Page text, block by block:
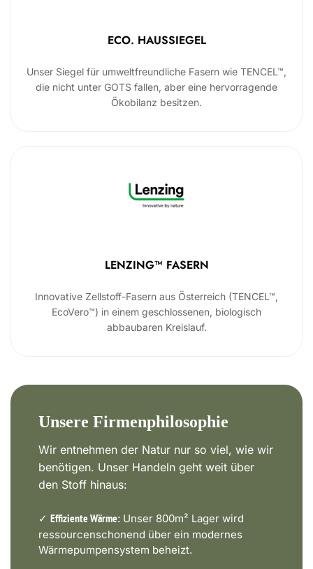
ECO. HAUSSIEGEL
Unser Siegel für umweltfreundliche Fasern wie TENCEL™,
die nicht unter GOTS fallen, aber eine hervorragende
Ökobilanz besitzen.
LENZING™ FASERN
Innovative Zellstoff-Fasern aus Österreich (TENCEL™,
EcoVero™) in einem geschlossenen, biologisch
abbaubaren Kreislauf.
Unsere Firmenphilosophie
Wir entnehmen der Natur nur so viel, wie wir
benötigen. Unser Handeln geht weit über
den Stoff hinaus:
✓ Effiziente Wärme: Unser 800m² Lager wird
ressourcenschonend über ein modernes
Wärmepumpensystem beheizt.